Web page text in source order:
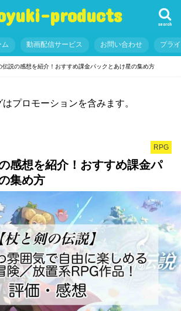
products search
ム 動画配信サービス お問い合わせ プラ
伝説の感想を紹介！おすすめ課金パックとあけ星の集め方
プロモーションを含みます。
RPG
感想を紹介！おすすめ課金パ
集め方